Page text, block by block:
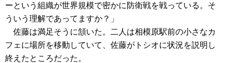
ーという組織が世界規模で密かに防衛戦を戦っている。そ
ういう理解であってますか？」
佐藤は満足そうに頷いた。二人は相模原駅前の小さなカ
フェに場所を移動していて、佐藤がトシオに状況を説明し
終えたところだった。